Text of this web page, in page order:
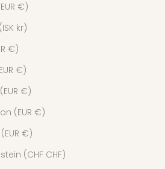
€)
kr)
€)
€)
€)
(EUR €)
€)
(CHF CHF)